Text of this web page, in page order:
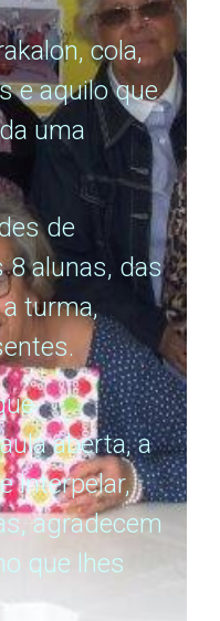
cola,
e aquilo que
uma
de
8 alunas, das
turma,
aberta, a
interpelar,
agradecem
que lhes